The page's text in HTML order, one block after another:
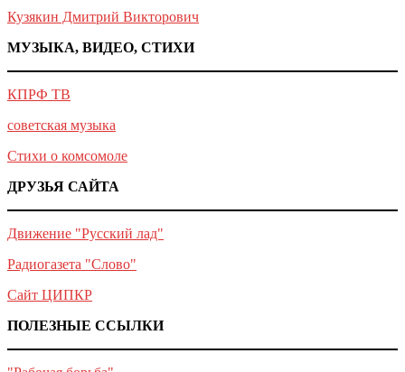
Кузякин Дмитрий Викторович
МУЗЫКА, ВИДЕО, СТИХИ
КПРФ ТВ
советская музыка
Стихи о комсомоле
ДРУЗЬЯ САЙТА
Движение "Русский лад"
Радиогазета "Слово"
Сайт ЦИПКР
ПОЛЕЗНЫЕ ССЫЛКИ